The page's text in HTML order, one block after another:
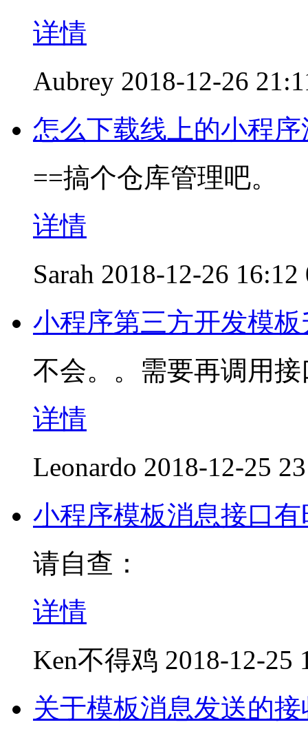
详情
Aubrey 2018-12-26
怎么下载线上的小程序
==搞个仓库管理吧。
详情
Sarah 2018-12-26 16:12
小程序第三方开发模板
不会。。需要再调用
详情
Leonardo 2018-12-25
小程序模板消息接口有
请自查：
详情
Ken不得鸡 2018-12-25
关于模板消息发送的